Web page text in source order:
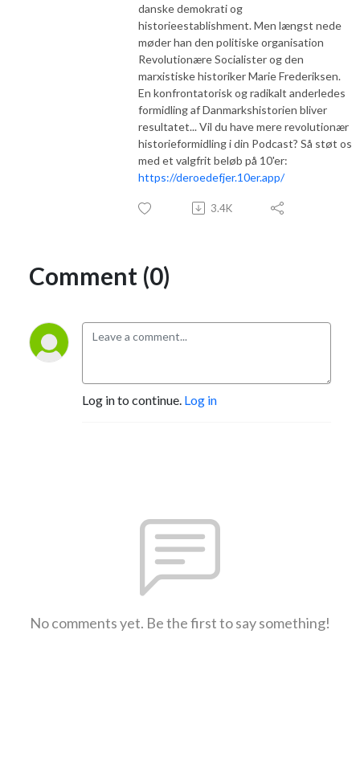
danske demokrati og
historieestablishment. Men længst nede
møder han den politiske organisation
Revolutionære Socialister og den
marxistiske historiker Marie Frederiksen.
En konfrontatorisk og radikalt anderledes
formidling af Danmarkshistorien bliver
resultatet... Vil du have mere revolutionær
historieformidling i din Podcast? Så støt os
med et valgfrit beløb på 10'er:
https://deroedefjer.10er.app/
3.4K
Comment (0)
Log in to continue. Log in
No comments yet. Be the first to say something!